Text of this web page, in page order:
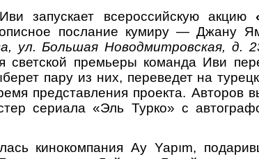
запускает всероссийскую акцию
послание кумиру — Джану
ул. Большая Новодмитровская, д.
премьеры команда Иви
пару из них, переведет на
представления проекта. Авторов
сериала «Эль Турко» с
кинокомпания Ay Yapım,